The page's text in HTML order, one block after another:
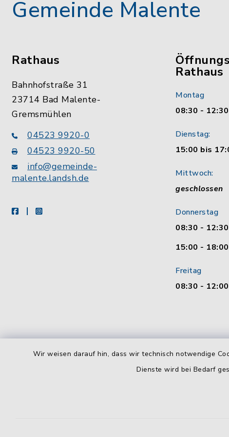
Wir weisen darauf hin, dass wir technisch notwendige
Dienste wird bei Bedarf
Gemeinde Malente
Rathaus
Bahnhofstraße 31
23714 Bad Malente-
Gremsmühlen
04523 9920-0
04523 9920-50
info@gemeinde-
malente.landsh.de
facebookinstagram
Rathaus
Montag
08:30 -
Dienstag:
15:00 bis
Mittwoch:
geschlossen
Donnerstag
08:30 -
15:00 -
Freitag
08:30 -